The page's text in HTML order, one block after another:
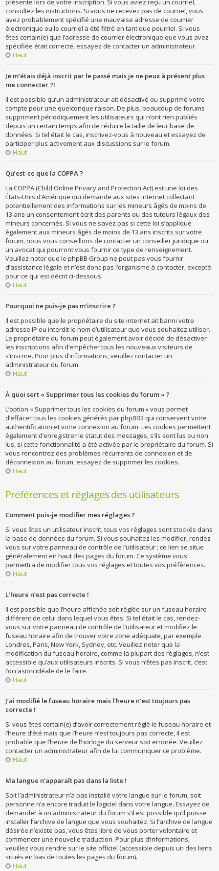
présente lors de votre inscription. Si vous aviez reçu un courriel,
consultez les instructions. Si vous ne recevez pas de courriel, vous
avez probablement spécifié une mauvaise adresse de courrier
électronique ou le courriel a été filtré en tant que pourriel. Si vous
êtes certain(e) que l’adresse de courrier électronique que vous avez
spécifiée était correcte, essayez de contacter un administrateur.
Haut
Je m’étais déjà inscrit par le passé mais je ne peux à présent plus
me connecter ?!
Il est possible qu’un administrateur ait désactivé ou supprimé votre
compte pour une quelconque raison. De plus, beaucoup de forums
suppriment périodiquement les utilisateurs qui n’ont rien publiés
depuis un certain temps afin de réduire la taille de leur base de
données. Si tel était le cas, inscrivez-vous à nouveau et essayez de
participer plus activement aux discussions sur le forum.
Haut
Qu’est-ce que la COPPA ?
La COPPA (Child Online Privacy and Protection Act) est une loi des
États-Unis d’Amérique qui demande aux sites internet collectant
potentiellement des informations sur les mineurs âgés de moins de
13 ans un consentement écrit des parents ou des tuteurs légaux des
mineurs concernés. Si vous ne savez pas si cette loi s’applique
également aux mineurs âgés de moins de 13 ans inscrits sur votre
forum, nous vous conseillons de contacter un conseiller juridique ou
un avocat qui pourront vous fournir ce type de renseignement.
Veuillez noter que le phpBB Group ne peut pas vous fournir
d’assistance légale et n’est donc pas l’organisme à contacter, excepté
pour ce qui est décrit ci-dessous.
Haut
Pourquoi ne puis-je pas m’inscrire ?
Il est possible que le propriétaire du site internet ait banni votre
adresse IP ou interdit le nom d’utilisateur que vous souhaitez utiliser.
Le propriétaire du forum peut également avoir décidé de désactiver
les inscriptions afin d’empêcher tous les nouveaux visiteurs de
s’inscrire. Pour plus d’informations, veuillez contacter un
administrateur du forum.
Haut
À quoi sert « Supprimer tous les cookies du forum » ?
L’option « Supprimer tous les cookies du forum » vous permet
d’effacer tous les cookies générés par phpBB3 qui conservent votre
authentification et votre connexion au forum. Les cookies permettent
également d’enregistrer le statut des messages, s’ils sont lus ou non
lus, si cette fonctionnalité a été activée par le propriétaire du forum. Si
vous rencontrez des problèmes récurrents de connexion et de
déconnexion au forum, essayez de supprimer les cookies.
Haut
Préférences et réglages des utilisateurs
Comment puis-je modifier mes réglages ?
Si vous êtes un utilisateur inscrit, tous vos réglages sont stockés dans
la base de données du forum. Si vous souhaitez les modifier, rendez-
vous sur votre panneau de contrôle de l’utilisateur ; ce lien se situe
généralement en haut des pages du forum. Ce système vous
permettra de modifier tous vos réglages et toutes vos préférences.
Haut
L’heure n’est pas correcte !
Il est possible que l’heure affichée soit réglée sur un fuseau horaire
différent de celui dans lequel vous êtes. Si tel était le cas, rendez-
vous sur votre panneau de contrôle de l’utilisateur et modifiez le
fuseau horaire afin de trouver votre zone adéquate, par exemple
Londres, Paris, New York, Sydney, etc. Veuillez noter que la
modification du fuseau horaire, comme la plupart des réglages, n’est
accessible qu’aux utilisateurs inscrits. Si vous n’êtes pas inscrit, c’est
l’occasion idéale de le faire.
Haut
J’ai modifié le fuseau horaire mais l’heure n’est toujours pas
correcte !
Si vous êtes certain(e) d’avoir correctement réglé le fuseau horaire et
l’heure d’été mais que l’heure n’est toujours pas correcte, il est
probable que l’heure de l’horloge du serveur soit erronée. Veuillez
contacter un administrateur afin de lui communiquer ce problème.
Haut
Ma langue n’apparaît pas dans la liste !
Soit l’administrateur n’a pas installé votre langue sur le forum, soit
personne n’a encore traduit le logiciel dans votre langue. Essayez de
demander à un administrateur du forum s’il est possible qu’il puisse
installer l’archive de langue que vous souhaitez. Si l’archive de langue
désirée n’existe pas, vous êtes libre de vous porter volontaire et
commencer une nouvelle traduction. Pour plus d’informations,
veuillez vous rendre sur le site officiel (accessible depuis un des liens
situés en bas de toutes les pages du forum).
Haut